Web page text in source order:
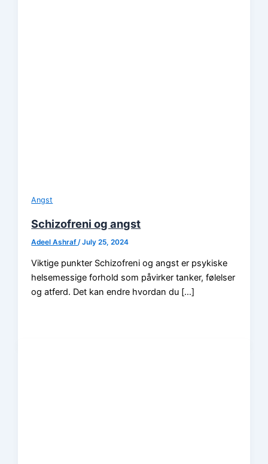
Angst
Schizofreni og angst
Adeel Ashraf/July 25, 2024
Viktige punkter Schizofreni og angst er psykiske
helsemessige forhold som påvirker tanker, følelser
og atferd. Det kan endre hvordan du […]